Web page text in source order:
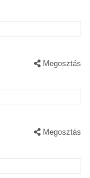
Megosztás
Megosztás